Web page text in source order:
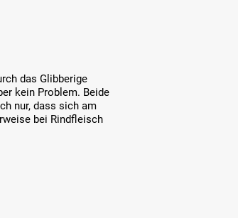
das Glibberige
kein Problem. Beide
nur, dass sich am
bei Rindfleisch